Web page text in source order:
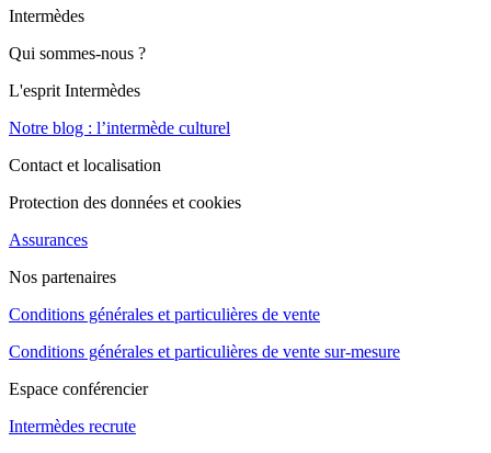
Intermèdes
Qui sommes-nous ?
L'esprit Intermèdes
Notre blog : l’intermède culturel
Contact et localisation
Protection des données et cookies
Assurances
Nos partenaires
Conditions générales et particulières de vente
Conditions générales et particulières de vente sur-mesure
Espace conférencier
Intermèdes recrute